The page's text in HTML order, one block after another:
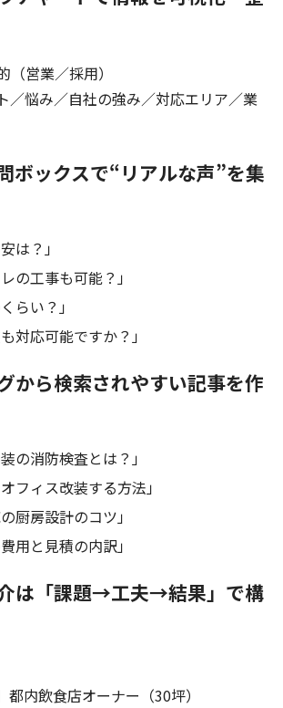
（営業／採用）
／悩み／自社の強み／対応エリア／業
ボックスで“リアルな声”を集
は？」
の工事も可能？」
らい？」
対応可能ですか？」
から検索されやすい記事を作
の消防検査とは？」
フィス改装する方法」
厨房設計のコツ」
用と見積の内訳」
は「課題→工夫→結果」で構
都内飲食店オーナー（30坪）